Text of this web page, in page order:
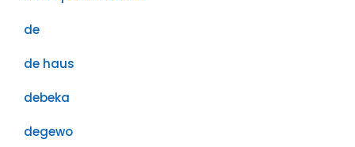
de
de haus
debeka
degewo